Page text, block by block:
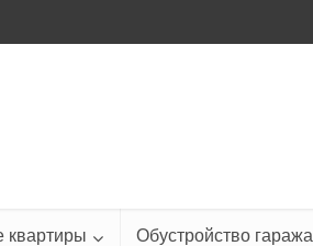
квартиры Обустройство гаража